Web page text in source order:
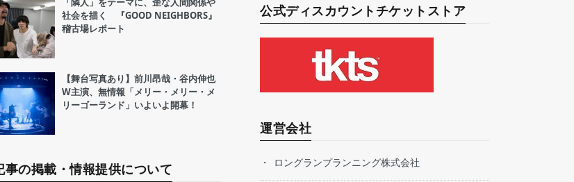
社会を描く 『GOOD NEIGHBORS』
稽古場レポート
【舞台写真あり】前川昂哉・谷内伸也
W主演、無情報「メリー・メリー・メ
リーゴーランド」いよいよ開幕！
事の掲載・情報提供について
公式ディスカウントチケットストア
運営会社
ロングランプランニング株式会社